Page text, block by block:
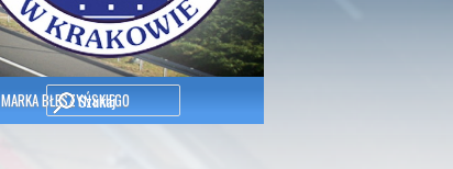
Szukaj
BŁESZYŃSKIEGO